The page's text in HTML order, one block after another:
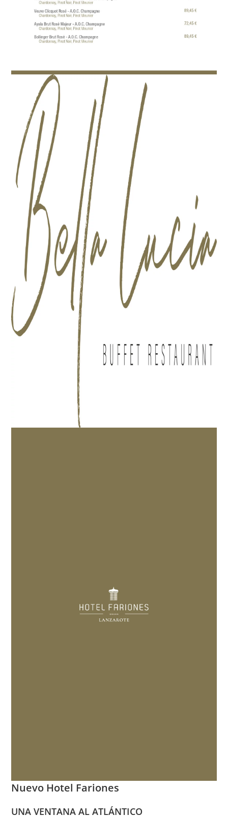
Nuevo Hotel Fariones
UNA VENTANA AL ATLÁNTICO